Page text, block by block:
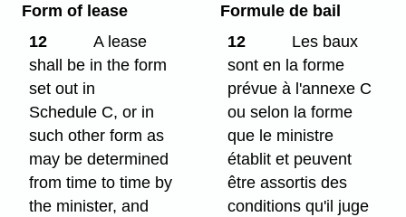
Form of lease
12
A lease
shall be in the form
set out in
Schedule C, or in
such other form as
may be determined
from time to time by
the minister, and
Formule de bail
12
Les baux
sont en la forme
prévue à l'annexe C
ou selon la forme
que le ministre
établit et peuvent
être assortis des
conditions qu'il juge